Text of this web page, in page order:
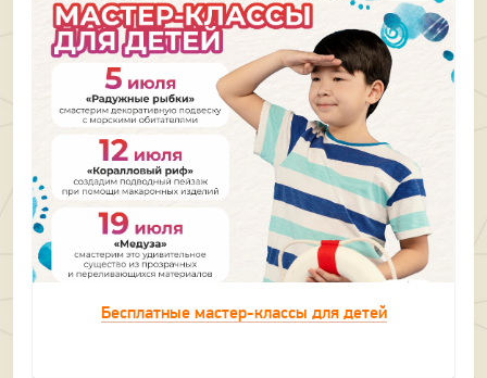
Бесплатные мастер-классы для детей